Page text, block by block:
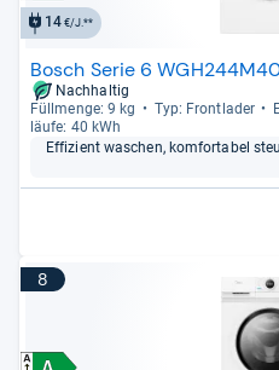
14€/J.**
Bosch Serie 6
Nachhaltig
Füll­menge: 9 kg
Typ: Front­la­der
läufe: 40 kWh
Effi­zi­ent waschen, kom­for­ta­bel
8